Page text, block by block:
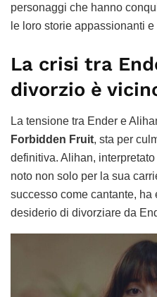
personaggi che hanno
le loro storie appassionanti
La crisi tra
divorzio è
La tensione tra Ender e
Forbidden Fruit, sta per
definitiva. Alihan,
noto non solo per la sua
successo come cantante, ha
desiderio di divorziare da